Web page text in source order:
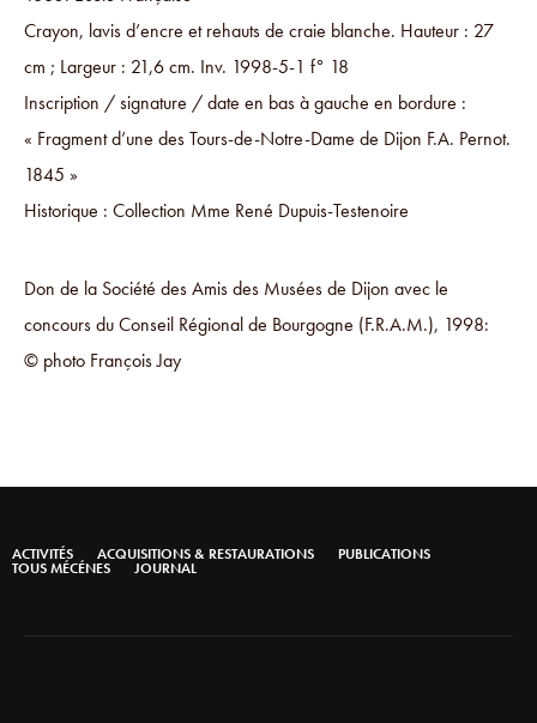
Crayon, lavis d’encre et rehauts de craie blanche. Hauteur : 27
cm ; Largeur : 21,6 cm. Inv. 1998-5-1 f° 18
Inscription / signature / date en bas à gauche en bordure :
« Fragment d’une des Tours-de-Notre-Dame de Dijon F.A. Pernot.
1845 »
Historique : Collection Mme René Dupuis-Testenoire
Don de la Société des Amis des Musées de Dijon avec le
concours du Conseil Régional de Bourgogne (F.R.A.M.), 1998:
© photo François Jay
ACTIVITÉS ACQUISITIONS & RESTAURATIONS PUBLICATIONS
TOUS MÉCÉNES JOURNAL